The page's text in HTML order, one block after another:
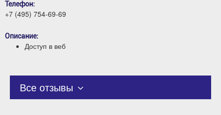
Телефон:
+7 (495) 754-69-69
Описание:
Доступ в веб
Все отзывы